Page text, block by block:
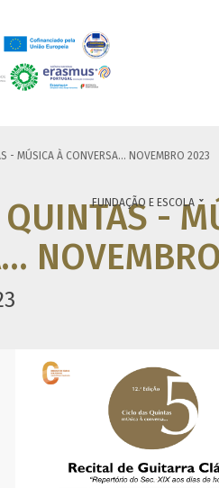
FUNDAÇÃO E ESCOLA 
- MÚSICA À CONVERSA... NOVEMBRO 2023
-